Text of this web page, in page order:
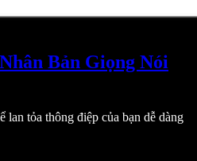
Nhân Bản Giọng Nói
lan tỏa thông điệp của bạn dễ dàng